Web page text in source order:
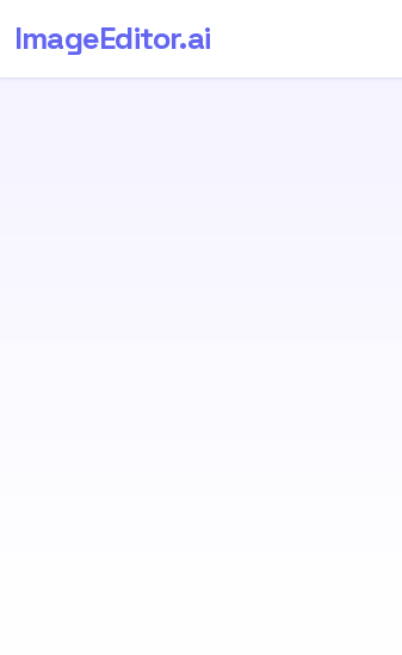
ImageEditor.ai